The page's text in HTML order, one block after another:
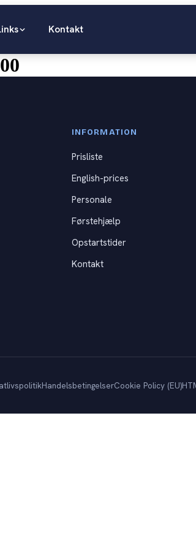
Kontakt
INFORMATION
Prisliste
English-prices
Personale
Førstehjælp
Opstartstider
Kontakt
HandelsbetingelserCookie Policy (EU)